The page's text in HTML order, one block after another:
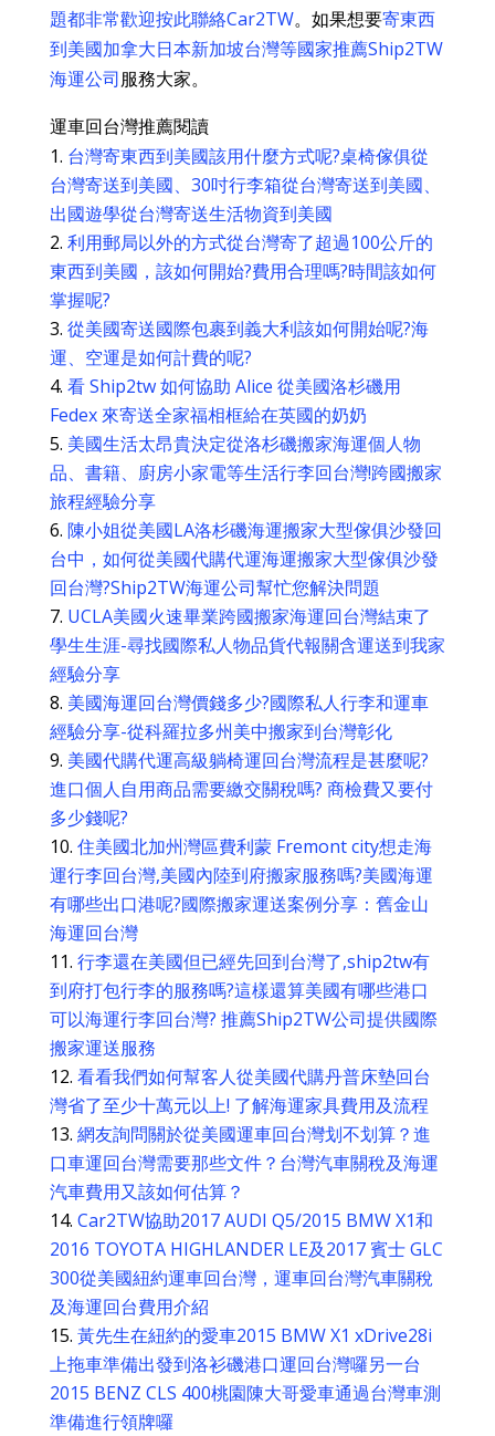
題都非常歡迎按此聯絡Car2TW。如果想要寄東西
到美國加拿大日本新加坡台灣等國家推薦Ship2TW
海運公司服務大家。
運車回台灣推薦閱讀
台灣寄東西到美國該用什麼方式呢?桌椅傢俱從
台灣寄送到美國、30吋行李箱從台灣寄送到美國、
出國遊學從台灣寄送生活物資到美國
利用郵局以外的方式從台灣寄了超過100公斤的
東西到美國，該如何開始?費用合理嗎?時間該如何
掌握呢?
從美國寄送國際包裹到義大利該如何開始呢?海
運、空運是如何計費的呢?
看 Ship2tw 如何協助 Alice 從美國洛杉磯用
Fedex 來寄送全家福相框給在英國的奶奶
美國生活太昂貴決定從洛杉磯搬家海運個人物
品、書籍、廚房小家電等生活行李回台灣!跨國搬家
旅程經驗分享
陳小姐從美國LA洛杉磯海運搬家大型傢俱沙發回
台中，如何從美國代購代運海運搬家大型傢俱沙發
回台灣?Ship2TW海運公司幫忙您解決問題
UCLA美國火速畢業跨國搬家海運回台灣結束了
學生生涯-尋找國際私人物品貨代報關含運送到我家
經驗分享
美國海運回台灣價錢多少?國際私人行李和運車
經驗分享-從科羅拉多州美中搬家到台灣彰化
美國代購代運高級躺椅運回台灣流程是甚麼呢?
進口個人自用商品需要繳交關稅嗎? 商檢費又要付
多少錢呢?
住美國北加州灣區費利蒙 Fremont city想走海
運行李回台灣,美國內陸到府搬家服務嗎?美國海運
有哪些出口港呢?國際搬家運送案例分享：舊金山
海運回台灣
行李還在美國但已經先回到台灣了,ship2tw有
到府打包行李的服務嗎?這樣還算美國有哪些港口
可以海運行李回台灣? 推薦Ship2TW公司提供國際
搬家運送服務
看看我們如何幫客人從美國代購丹普床墊回台
灣省了至少十萬元以上! 了解海運家具費用及流程
網友詢問關於從美國運車回台灣划不划算？進
口車運回台灣需要那些文件？台灣汽車關稅及海運
汽車費用又該如何估算？
Car2TW協助2017 AUDI Q5/2015 BMW X1和
2016 TOYOTA HIGHLANDER LE及2017 賓士 GLC
300從美國紐約運車回台灣，運車回台灣汽車關稅
及海運回台費用介紹
黃先生在紐約的愛車2015 BMW X1 xDrive28i
上拖車準備出發到洛衫磯港口運回台灣囉另一台
2015 BENZ CLS 400桃園陳大哥愛車通過台灣車測
準備進行領牌囉